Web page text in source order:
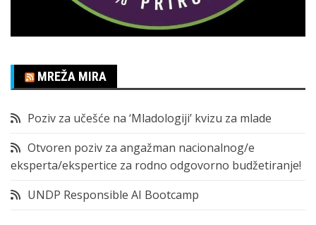
MREŽA MIRA
Poziv za učešće na ‘Mladologiji’ kvizu za mlade
Otvoren poziv za angažman nacionalnog/e
eksperta/ekspertice za rodno odgovorno budžetiranje!
UNDP Responsible AI Bootcamp